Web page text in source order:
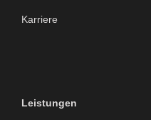
Karriere
Leistungen